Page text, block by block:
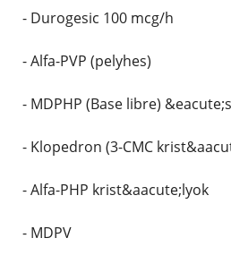
- Durogesic 100 mcg/h
- Alfa-PVP (pelyhes)
- MDPHP (Base libre)
- Klopedron (3-CMC
- Alfa-PHP krist&aacute;lyok
- MDPV